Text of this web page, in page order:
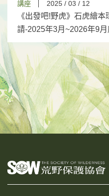
講座 2025 / 03 / 12
《出發吧!野虎》石虎繪
請-2025年3月~2026年9月